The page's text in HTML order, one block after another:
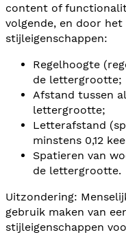
content of
volgende, en door
stijleigenschappen:
Regelhoogte
de lettergrootte;
Afstand tussen
lettergrootte;
Letterafstand
minstens 0,12
Spatieren van
de lettergrootte.
Uitzondering:
gebruik maken van
stijleigenschappen